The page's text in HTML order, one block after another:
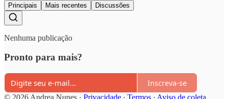
Principais Mais recentes Discussões
Nenhuma publicação
Pronto para mais?
Inscreva-se
© 2026 Andrea Nunes · Privacidade ∙ Termos ∙ Aviso de coleta